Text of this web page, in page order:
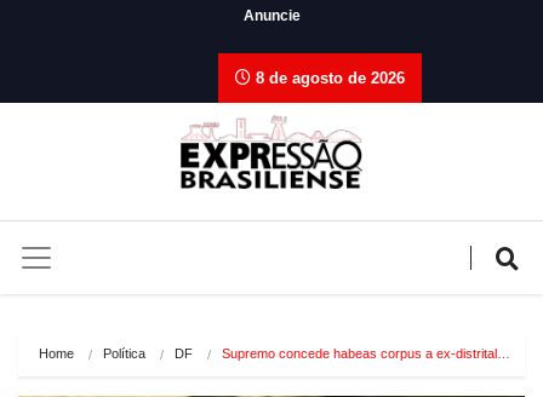
Anuncie
8 de agosto de 2026
Home Política DF Supremo concede habeas corpus a ex-distrital…